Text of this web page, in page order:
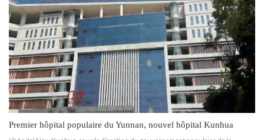
Premier hôpital populaire du Yunnan, nouvel hôpital Kunhua